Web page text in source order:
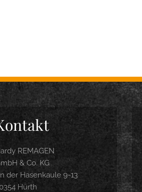
REMAGEN
& Co. KG
der Hasenkaule 9-13
Hürth